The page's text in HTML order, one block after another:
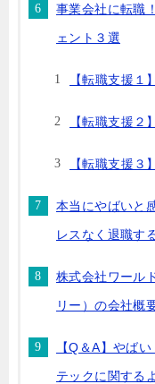
事業会社に転職
ェント３選
【転職支援１
【転職支援
【転職支援３
本当にやばいと
レスなく退職す
株式会社ワール
リー）の会社概
【Q＆A】やば
テックに関する